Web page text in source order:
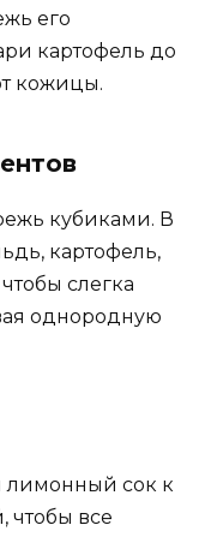
его
картофель до
кожицы.
кубиками. В
картофель,
слегка
однородную
лимонный сок к
чтобы все